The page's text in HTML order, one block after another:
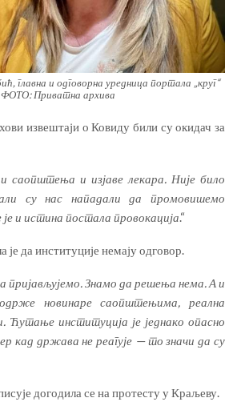
главна и одговорна уредница портала „круг“
ФОТО: Приватна архива
извештаји о Ковиду били су окидач за
саопштења и изјаве лекара. Није било
су нас нападали да промовишемо
је и истина постала провокација.“
је да институције немају одговор.
пријављујемо. Знамо да решења нема. А и
новинаре саопштењима, реална
Ћутање институција је једнако опасно
кад држава не реагује — то значи да су
догодила се на протесту у Краљеву.